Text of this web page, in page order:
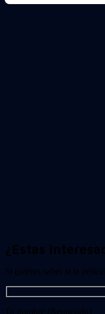
¿Estas
Si quieres saber si la
Tu nombre (Requerido)